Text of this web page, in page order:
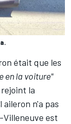
était que les
en la voiture"
la
n'a pas
Villeneuve est